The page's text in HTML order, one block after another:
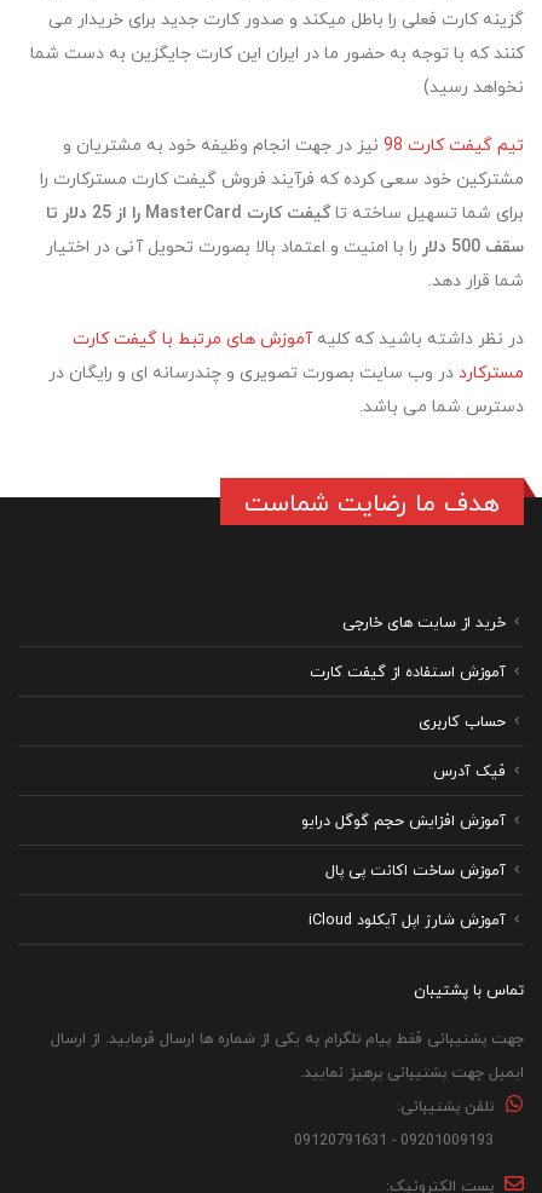
گزینه کارت فعلی را باطل میکند و صدور کارت جدید برای خریدار می
کنند که با توجه به حضور ما در ایران این کارت جایگزین به دست شما
نخواهد رسید)
تیم گیفت کارت 98
نیز در جهت انجام وظیفه خود به مشتریان و
مشترکین خود سعی کرده که فرآیند فروش گیفت کارت مسترکارت را
برای شما تسهیل ساخته تا
گیفت کارت MasterCard را از 25 دلار تا
سقف 500 دلار
را با امنیت و اعتماد بالا بصورت تحویل آنی در اختیار
شما قرار دهد.
در نظر داشته باشید که کلیهآموزش های مرتبط با گیفت کارت
مسترکارد در وب سایت بصورت تصویری و چندرسانه ای و رایگان در
دسترس شما می باشد.
هدف ما رضایت شماست
خرید از سایت های خارجی
آموزش استفاده از گیفت کارت
حساب کاربری
فیک آدرس
آموزش افزایش حجم گوگل درایو
آموزش ساخت اکانت پی پال
آموزش شارژ اپل آیکلود iCloud
تماس با پشتیبان
جهت پشتیبانی فقط پیام تلگرام به یکی از شماره ها ارسال فرمایید. از ارسال
ایمیل جهت پشتیبانی پرهیز نمایید.
تلفن پشتیبانی:
09201009193 - 09120791631
پست الکترونیک: